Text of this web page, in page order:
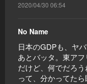
2020/04/30 06:54
No Name
日本のGDPも、ヤ
あとバッタ。東ア
だけど、何でだろ
って、分かってた